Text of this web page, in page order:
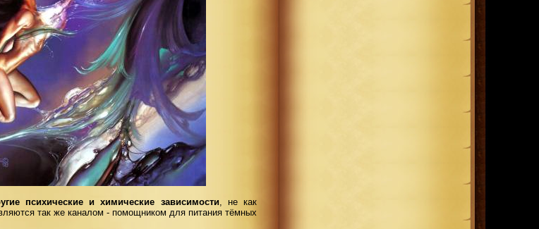
психические и химические зависимости , не как
так же каналом - помощником для питания тёмных